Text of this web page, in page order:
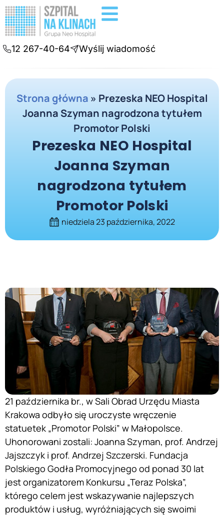
12 267-40-64 Wyślij wiadomość
Strona główna » Prezeska NEO Hospital
Joanna Szyman nagrodzona tytułem
Promotor Polski
Prezeska NEO Hospital
Joanna Szyman
nagrodzona tytułem
Promotor Polski
niedziela 23 października, 2022
21 października br., w Sali Obrad Urzędu Miasta
Krakowa odbyło się uroczyste wręczenie
statuetek „Promotor Polski” w Małopolsce.
Uhonorowani zostali: Joanna Szyman, prof. Andrzej
Jajszczyk i prof. Andrzej Szczerski. Fundacja
Polskiego Godła Promocyjnego od ponad 30 lat
jest organizatorem Konkursu „Teraz Polska”,
którego celem jest wskazywanie najlepszych
produktów i usług, wyróżniających się swoimi